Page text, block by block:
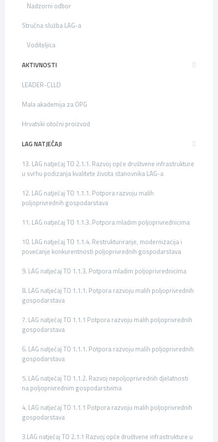
Nadzorni odbor
Stručna služba LAG-a
Voditeljica
AKTIVNOSTI
LEADER-CLLD
Mala akademija za OPG
Hrvatski otočni proizvod
LAG NATJEČAJI
13. LAG natječaj TO 2.1.1. Razvoj opće društvene infrastrukture
u svrhu podizanja kvalitete života stanovnika LAG-a
12. LAG natječaj TO 1.1.1. Potpora razvoju malih
poljoprivrednih gospodarstava
11. LAG natječaj TO 1.1.3. Potpora mladim poljoprivrednicima
10. LAG natječaj TO 1.1.4. Restrukturiranje, modernizacija i
povećanje konkurentnosti poljoprivrednih gospodarstava
9. LAG natječaj TO 1.1.3. Potpora mladim poljoprivrednicima
8. LAG natječaj TO 1.1.1. Potpora razvoju malih poljoprivrednih
gospodarstava
7. LAG natječaj TO 1.1.1 Potpora razvoju malih poljoprivrednih
gospodarstava
6. LAG natječaj TO 1.1.1. Potpora razvoju malih poljoprivrednih
gospodarstava
5. LAG natječaj TO 1.1.2. Razvoj nepoljoprivrednih djelatnosti
na poljoprivrednim gospodarstvima
4. LAG natječaj TO 1.1.1 Potpora razvoju malih poljoprivrednih
gospodarstava
3.LAG natječaj TO 2.1.1 Razvoj opće društvene infrastrukture u